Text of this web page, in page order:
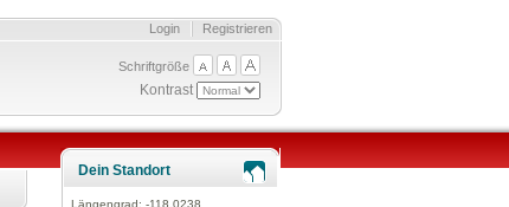
Registrieren
Login
Schriftgröße
Kontrast
Dein Standort
Längengrad: -118.0238